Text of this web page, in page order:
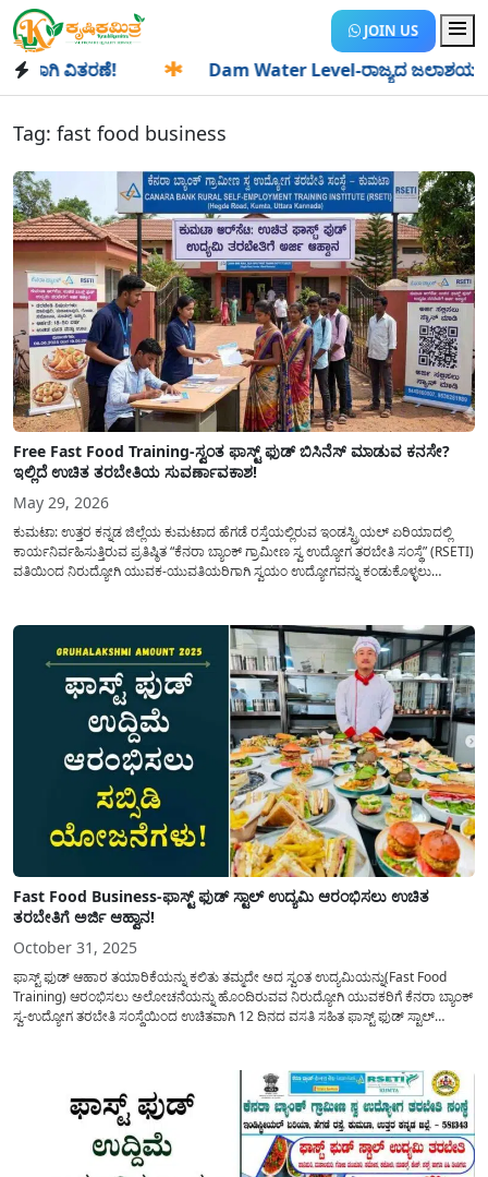
JOIN US
ವಿತರಣೆ! Dam Water Level-ರಾಜ್ಯದ ಜಲಾಶಯಗಳಿಗೆ
Tag: fast food business
Free Fast Food Training-ಸ್ವಂತ ಫಾಸ್ಟ್ ಫುಡ್ ಬಿಸಿನೆಸ್ ಮಾಡುವ ಕನಸೇ?
ಇಲ್ಲಿದೆ ಉಚಿತ ತರಬೇತಿಯ ಸುವರ್ಣಾವಕಾಶ!
May 29, 2026
ಕುಮಟಾ: ಉತ್ತರ ಕನ್ನಡ ಜಿಲ್ಲೆಯ ಕುಮಟಾದ ಹೆಗಡೆ ರಸ್ತೆಯಲ್ಲಿರುವ ಇಂಡಸ್ಟ್ರಿಯಲ್ ಏರಿಯಾದಲ್ಲಿ
ಕಾರ್ಯನಿರ್ವಹಿಸುತ್ತಿರುವ ಪ್ರತಿಷ್ಠಿತ “ಕೆನರಾ ಬ್ಯಾಂಕ್ ಗ್ರಾಮೀಣ ಸ್ವ ಉದ್ಯೋಗ ತರಬೇತಿ ಸಂಸ್ಥೆ” (RSETI)
ವತಿಯಿಂದ ನಿರುದ್ಯೋಗಿ ಯುವಕ-ಯುವತಿಯರಿಗಾಗಿ ಸ್ವಯಂ ಉದ್ಯೋಗವನ್ನು ಕಂಡುಕೊಳ್ಳಲು
ಇಚ್ಛಿಸುವವರಿಗಾಗಿ...
Fast Food Business-ಫಾಸ್ಟ್ ಫುಡ್ ಸ್ಟಾಲ್ ಉದ್ಯಮಿ ಆರಂಭಿಸಲು ಉಚಿತ
ತರಬೇತಿಗೆ ಅರ್ಜಿ ಆಹ್ವಾನ!
October 31, 2025
ಫಾಸ್ಟ್ ಫುಡ್ ಆಹಾರ ತಯಾರಿಕೆಯನ್ನು ಕಲಿತು ತಮ್ಮದೇ ಅದ ಸ್ವಂತ ಉದ್ಯಮಿಯನ್ನು(Fast Food
Training) ಆರಂಭಿಸಲು ಅಲೋಚನೆಯನ್ನು ಹೊಂದಿರುವವ ನಿರುದ್ಯೋಗಿ ಯುವಕರಿಗೆ ಕೆನರಾ ಬ್ಯಾಂಕ್
ಸ್ವ-ಉದ್ಯೋಗ ತರಬೇತಿ ಸಂಸ್ಥೆಯಿಂದ ಉಚಿತವಾಗಿ 12 ದಿನದ ವಸತಿ ಸಹಿತ ಫಾಸ್ಟ್ ಫುಡ್ ಸ್ಟಾಲ್